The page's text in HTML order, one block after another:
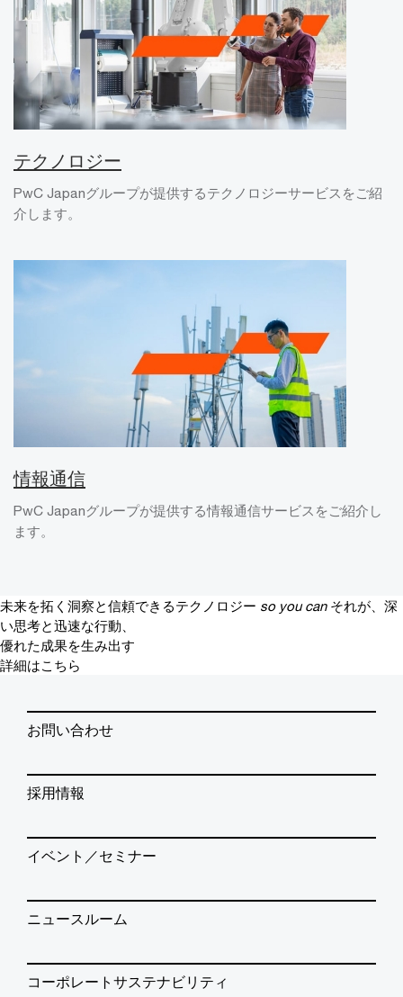
テクノロジー
PwC Japanグループが提供するテクノロジーサービスをご紹
介します。
情報通信
PwC Japanグループが提供する情報通信サービスをご紹介し
ます。
未来を拓く洞察と信頼できるテクノロジー so you can それが、深
い思考と迅速な行動、
優れた成果を生み出す
詳細はこちら
お問い合わせ
採用情報
イベント／セミナー
ニュースルーム
コーポレートサステナビリティ